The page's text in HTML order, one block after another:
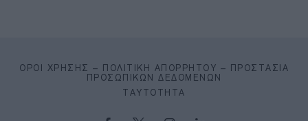
ΌΡΟΙ ΧΡΉΣΗΣ – ΠΟΛΙΤΙΚΉ ΑΠΟΡΡΉΤΟΥ – ΠΡΟΣΤΑΣΊΑ
ΠΡΟΣΩΠΙΚΏΝ ΔΕΔΟΜΈΝΩΝ
ΤΑΥΤΌΤΗΤΑ